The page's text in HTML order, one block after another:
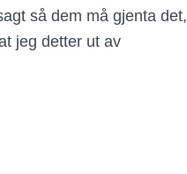
så dem må gjenta det,
jeg detter ut av